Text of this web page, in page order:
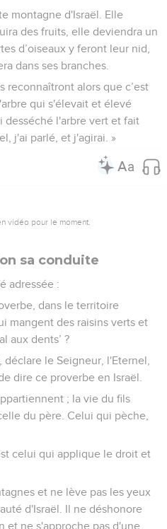
montagne d'Israël. Elle
des fruits, elle deviendra un
d’oiseaux y feront leur nid,
dans ses branches.
reconnaîtront alors que c’est
qui s'élevait et élevé
desséché l'arbre vert et fait
j'ai parlé, et j'agirai. »
vidéo pour le moment.
sa conduite
adressée :
dans le territoire
mangent des raisins verts et
aux dents’ ?
le Seigneur, l'Eternel,
dire ce proverbe en Israël.
; la vie du fils
du père. Celui qui pèche,
celui qui applique le droit et
et ne lève pas les yeux
d'Israël. Il ne déshonore
et ne s'approche pas d'une